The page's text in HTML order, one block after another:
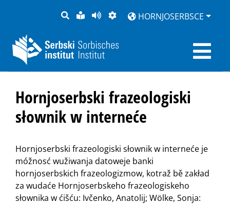
PYTANJE
LOCHKA
RĚČ
STRONU
PŘEDČITAĆ
ZWOBRAZNJENJE
HORNJOSERBSCE
Hornjoserbski frazeologiski
słownik w interneće
Hornjoserbski frazeologiski słownik w interneće je
móžnosć wužiwanja datoweje banki
hornjoserbskich frazeologizmow, kotraž bě zakład
za wudaće Hornjoserbskeho frazeologiskeho
słownika w ćišću: Ivčenko, Anatolij; Wölke, Sonja: